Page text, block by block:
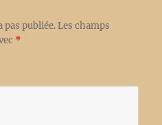
pas publiée. Les champs
*